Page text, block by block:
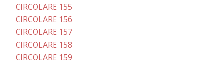
CIRCOLARE 155
CIRCOLARE 156
CIRCOLARE 157
CIRCOLARE 158
CIRCOLARE 159